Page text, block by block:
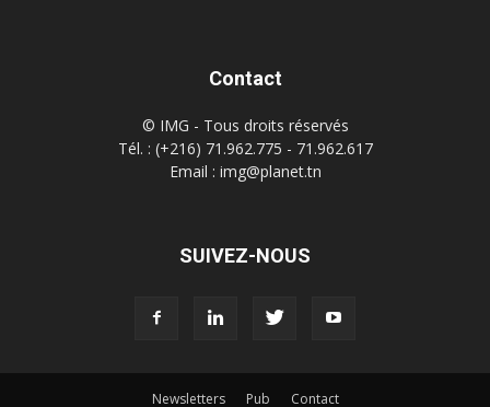
Contact
© IMG - Tous droits réservés
Tél. : (+216) 71.962.775 - 71.962.617
Email : img@planet.tn
SUIVEZ-NOUS
Newsletters Pub Contact